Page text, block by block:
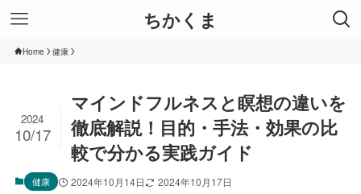
ちかくま
Home 健康
マインドフルネスと瞑想の違いを
徹底解説！目的・手法・効果の比
較で分かる実践ガイド
2024
10/17
健康 2024年10月14日 2024年10月17日